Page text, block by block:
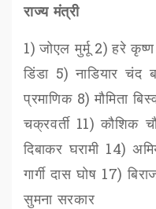
राज्य मंत्री
1)जोएल मुर्मू 2)हरे कृष्ण
डिंडा 5)नाडियार चंद
प्रमाणिक 8)​​मौमिता
चक्रवर्ती 11)कौशिक
दिबाकर घरामी 14)
गार्गी दास घोष 17)
सुमना सरकार